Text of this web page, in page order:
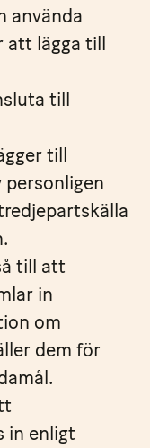
använda
att lägga till
till
till
till att
in
om
dem för
in enligt